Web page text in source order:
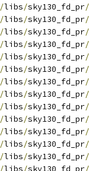
/libs/sky130_fd_pr/
/libs/sky130_fd_pr/
/libs/sky130_fd_pr/
/libs/sky130_fd_pr/
/libs/sky130_fd_pr/
/libs/sky130_fd_pr/
/libs/sky130_fd_pr/
/libs/sky130_fd_pr/
/libs/sky130_fd_pr/
/libs/sky130_fd_pr/
/libs/sky130_fd_pr/
/libs/sky130_fd_pr/
/libs/sky130_fd_pr/
/libs/sky130_fd_pr/